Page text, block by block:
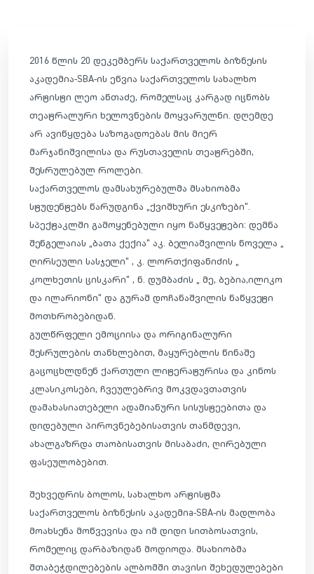
2016 წლის 20 დეკემბერს საქართველოს ბიზნესის
აკადემია-SBA-ის ეწვია საქართველოს სახალხო
არტისტი ლეო ანთაძე, რომელსაც კარგად იცნობს
თეატრალური ხელოვნების მოყვარულნი. დღემდე
არ ავიწყდება საზოგადოებას მის მიერ
მარჯანიშვილისა და რუსთაველის თეატრებში,
შესრულებულ როლები.
საქართველოს დამსახურებულმა მსახიობმა
სტუდენტებს წარუდგინა „ქვიშხური ესკიზები“.
სპექტაკლში გამოყენებული იყო ნაწყვეტები: დემნა
შენგელაიას „ბათა ქექია“ აკ. ბელიაშვილის ნოველა „
ღირსეული სასჯელი“ , კ. ლორთქიფანიძის „
კოლხეთის ცისკარი“ , ნ. დუმბაძის „ მე, ბებია,ილიკო
და ილარიონი“ და გურამ დოჩანაშვილის ნაწყვეტი
მოთხრობებიდან.
გულწრფელი ემოციისა და ორიგინალური
შესრულების თანხლებით, მაყურებლის წინაშე
გაცოცხლდნენ ქართული ლიტერატურისა და კინოს
კლასიკოსები, ჩვეულებრივ მოკვდავთათვის
დამახასიათებელი ადამიანური სისუსტეებითა და
დიდებული პიროვნებებისათვის თანმდევი,
ახალგაზრდა თაობისათვის მისაბაძი, ღირებული
ფასეულობებით.
შეხვედრის ბოლოს, სახალხო არტისტმა
საქართველოს ბიზნესის აკადემიa-SBA-ის მადლობა
მოახსენა მოწვევისა და იმ დიდი სითბოსათვის,
რომელიც დარბაზიდან მოდიოდა. მსახიობმა
შთაბეჭდილებების ალბომში თავისი შეხედულებები